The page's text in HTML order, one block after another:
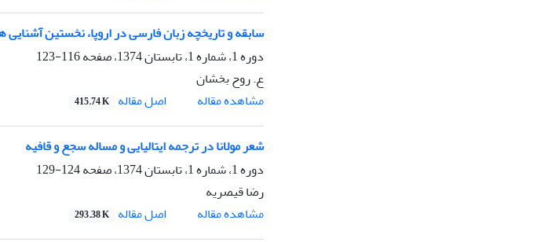
سابقه و تاریخچه زبان فارسی در اروپا، نخستین آشنایی
دوره 1، شماره 1، تابستان 1374، صفحه
116-123
ع. روح بخشان
مشاهده مقاله
اصل مقاله 415.74 K
شعر مولانا در ترجمه ایتالیایی و مساله سجع و قافیه
دوره 1، شماره 1، تابستان 1374، صفحه
124-129
رضا قیصریه
مشاهده مقاله
اصل مقاله 293.38 K